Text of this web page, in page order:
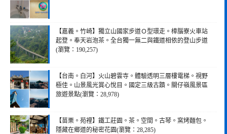
【嘉義。竹崎】獨立山國家步道Ｏ型環走。樟腦寮火車站
起登。奉天岩泡茶。全台獨一無二與鐵道相依的登山步道
(瀏覽：190,257)
【台南。白河】火山碧雲寺。體驗透明三層樓電梯。視野
極佳。山景風光賞心悅目。國定三級古蹟。關仔嶺風景區
旅遊景點(瀏覽：28,978)
【苗栗。苑裡】鐵工莊園。茶。空間。古琴。窯烤麵包。
隱藏在鄉道的秘密花園(瀏覽：28,285)